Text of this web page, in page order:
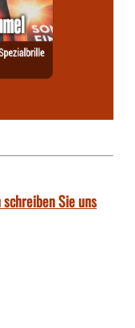
Sie uns